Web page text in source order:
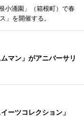
小涌園」（箱根町）で春
」を開催する。
マン」がアニバーサリ
ーツコレクション」